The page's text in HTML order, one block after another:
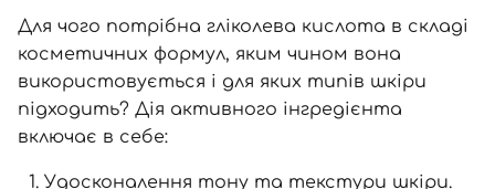
Для чого потрібна гліколева кислота в складі
косметичних формул, яким чином вона
використовується і для яких типів шкіри
підходить? Дія активного інгредієнта
включає в себе:
Удосконалення тону та текстури шкіри.